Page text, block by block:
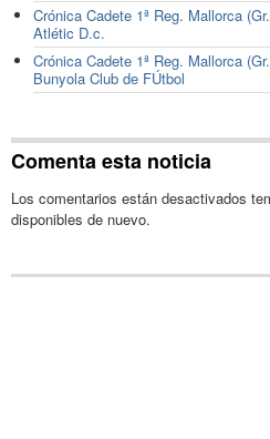
Crónica Cadete 1ª Reg. Mallorca
Atlétic D.c.
Crónica Cadete 1ª Reg. Mallorca
Bunyola Club de FÚtbol
Comenta esta noticia
Los comentarios están desactivados
disponibles de nuevo.